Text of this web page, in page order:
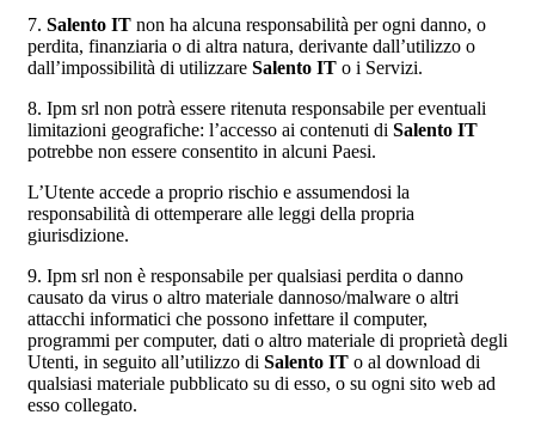
7. Salento IT non ha alcuna responsabilità per ogni danno, o
perdita, finanziaria o di altra natura, derivante dall’utilizzo o
dall’impossibilità di utilizzare Salento IT o i Servizi.
8. Ipm srl non potrà essere ritenuta responsabile per eventuali
limitazioni geografiche: l’accesso ai contenuti di Salento IT
potrebbe non essere consentito in alcuni Paesi.
L’Utente accede a proprio rischio e assumendosi la
responsabilità di ottemperare alle leggi della propria
giurisdizione.
9. Ipm srl non è responsabile per qualsiasi perdita o danno
causato da virus o altro materiale dannoso/malware o altri
attacchi informatici che possono infettare il computer,
programmi per computer, dati o altro materiale di proprietà degli
Utenti, in seguito all’utilizzo di Salento IT o al download di
qualsiasi materiale pubblicato su di esso, o su ogni sito web ad
esso collegato.